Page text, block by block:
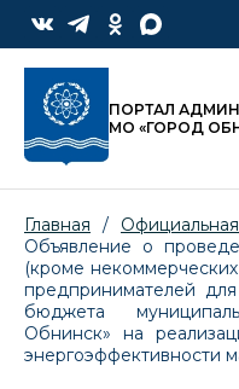
ПОРТАЛ
МО «ГОРОД
Главная /
Объявление о
(кроме
предпринимателей
бюджета
Обнинск» на
энергоэффективности